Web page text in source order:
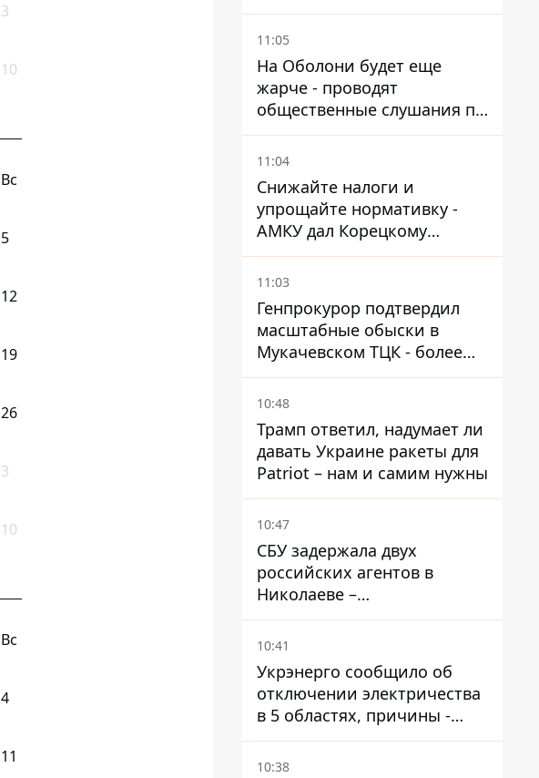
3
10
Вс
5
12
19
26
3
10
Вс
4
11
11:05
На Оболони будет еще
жарче - проводят
общественные слушания по
поводу храма УГКЦ на
Северной
11:04
Снижайте налоги и
упрощайте нормативку -
АМКУ дал Корецкому
советы по снижению цен на
топливо
11:03
Генпрокурор подтвердил
масштабные обыски в
Мукачевском ТЦК - более
1,5 тысяч списанных с
военного учета за взятки
10:48
Трамп ответил, надумает ли
давать Украине ракеты для
Patriot – нам и самим нужны
10:47
СБУ задержала двух
российских агентов в
Николаеве –
корректировали удары по
городу
10:41
Укрэнерго сообщило об
отключении электричества
в 5 областях, причины -
обстрелы и жара
10:38